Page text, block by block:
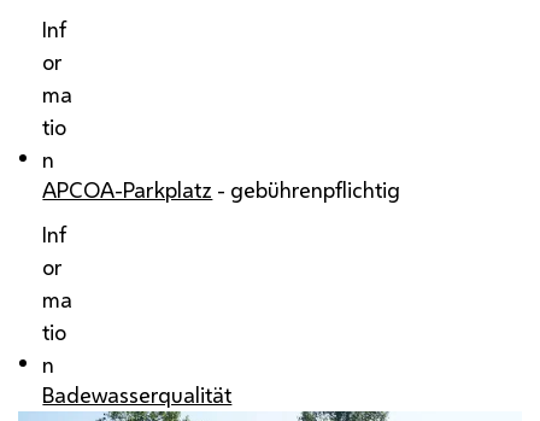
Inf
or
ma
tio
n
APCOA-Parkplatz - gebührenpflichtig
Inf
or
ma
tio
n
Badewasserqualität